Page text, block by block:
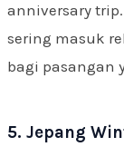
anniversary
sering masuk
bagi pasangan
5. Jepang